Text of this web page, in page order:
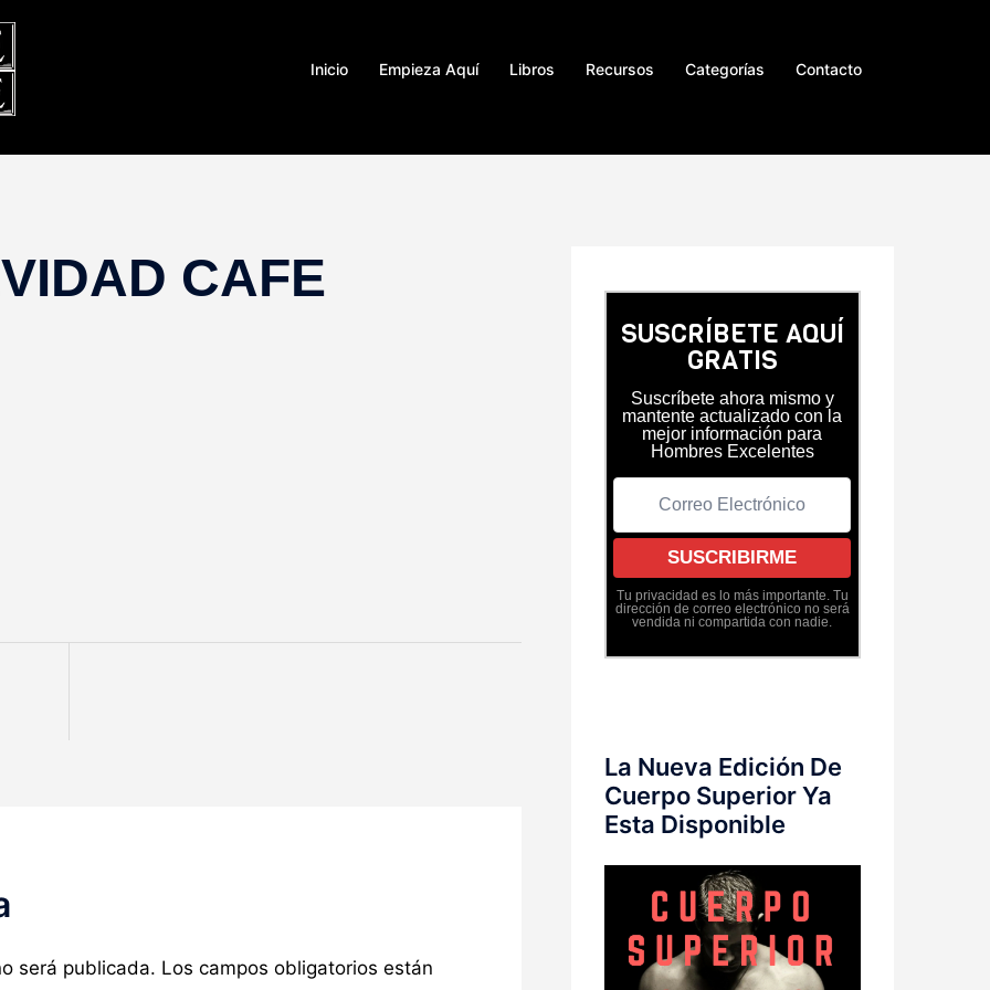
Inicio Empieza Aquí Libros Recursos Categorías Contacto
CAFE
será publicada. Los campos obligatorios están
SUSCRÍBETE AQUÍ
GRATIS
Suscríbete ahora mismo y
mantente actualizado con la
mejor información para
Hombres Excelentes
Tu privacidad es lo más importante. Tu
dirección de correo electrónico no será
vendida ni compartida con nadie.
La Nueva Edición De
Cuerpo Superior Ya
Esta Disponible